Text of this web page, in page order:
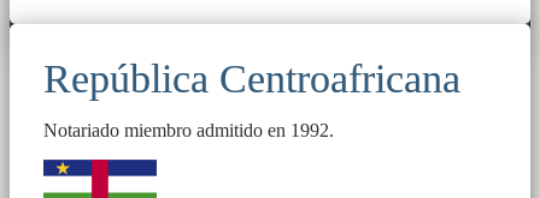
República Centroafricana
Notariado miembro admitido en 1992.